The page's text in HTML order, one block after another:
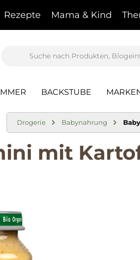
Rezepte Mama & Kind
BACKSTUBE
Drogerie Babynahrung
mit